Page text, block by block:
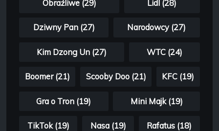
Obraźliwe (29) Lidl (28)
Dziwny Pan (27) Narodowcy (27)
Kim Dzong Un (27) WTC (24)
Boomer (21) Scooby Doo (21) KFC (19)
Gra o Tron (19) Mini Majk (19)
TikTok (19) Nasa (19) Rafatus (18)